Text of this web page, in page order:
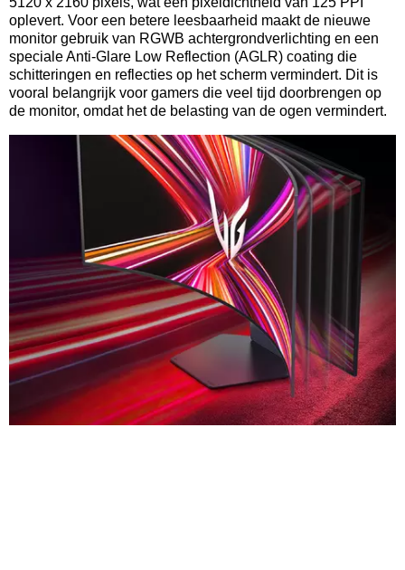
oplevert. Voor een betere leesbaarheid maakt de nieuwe
monitor gebruik van RGWB achtergrondverlichting en een
speciale Anti-Glare Low Reflection (AGLR) coating die
schitteringen en reflecties op het scherm vermindert. Dit is
vooral belangrijk voor gamers die veel tijd doorbrengen op
de monitor, omdat het de belasting van de ogen vermindert.